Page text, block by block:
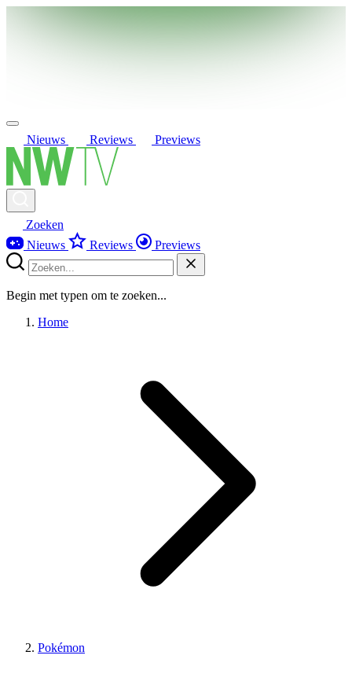
Nieuws Reviews Previews
Zoeken
Nieuws
Reviews Previews
Begin met typen om te zoeken...
Home
Pokémon